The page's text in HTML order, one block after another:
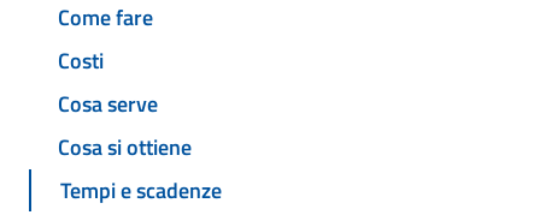
Come fare
Costi
Cosa serve
Cosa si ottiene
Tempi e scadenze